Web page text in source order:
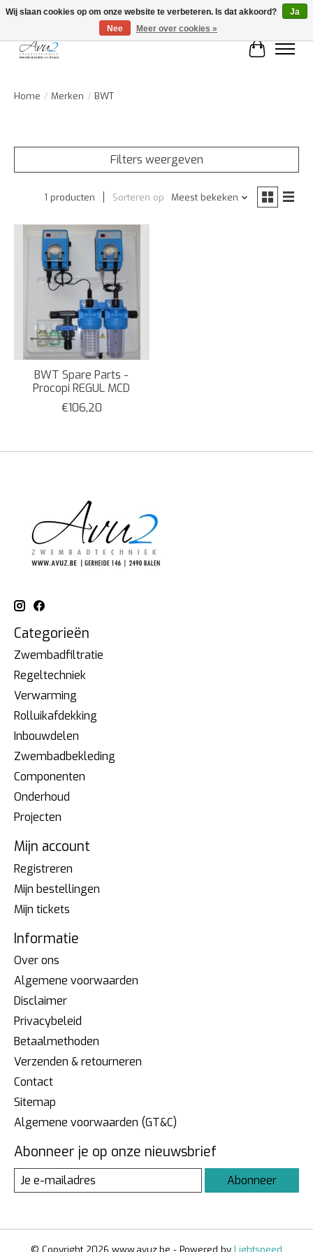
Home / Merken / BWT
Filters weergeven
1 producten Sorteren op Meest bekeken
BWT Spare Parts -
Procopi REGUL MCD
€106,20
Categorieën
Zwembadfiltratie
Regeltechniek
Verwarming
Rolluikafdekking
Inbouwdelen
Zwembadbekleding
Componenten
Onderhoud
Projecten
Mijn account
Registreren
Mijn bestellingen
Mijn tickets
Informatie
Over ons
Algemene voorwaarden
Disclaimer
Privacybeleid
Betaalmethoden
Verzenden & retourneren
Contact
Sitemap
Algemene voorwaarden (GT&C)
Abonneer je op onze nieuwsbrief
Abonneer
Wij slaan cookies op om onze website te verbeteren. Is dat akkoord?
Ja
Nee
Meer over cookies »